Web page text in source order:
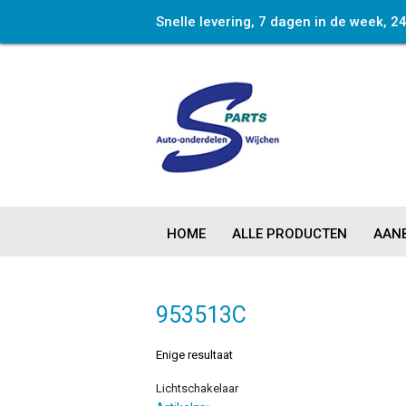
Snelle levering, 7 dagen in de week,
HOME ALLE PRODUCTEN
953513C
Enige resultaat
Lichtschakelaar